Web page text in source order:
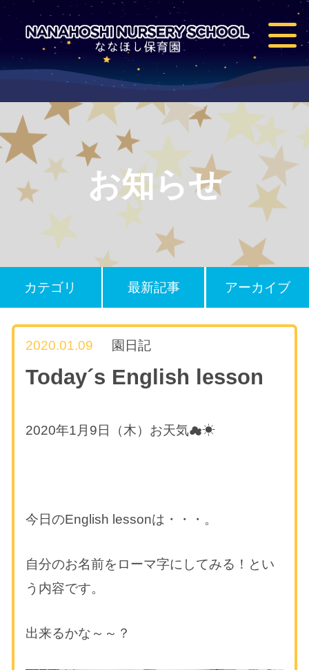
お知らせ
カテゴリ 最新記事 アーカイブ
2020.01.09 園日記
Today´s English lesson
2020年1月9日（木）お天気☁☀
今日のEnglish lessonは・・・。
自分のお名前をローマ字にしてみる！とい
う内容です。
出来るかな～～？